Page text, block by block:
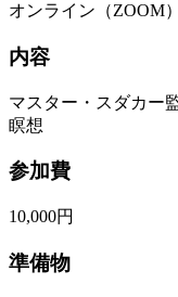
オンライン（ZOOM）
内容
マスター・スダカー
瞑想
参加費
10,000円
準備物